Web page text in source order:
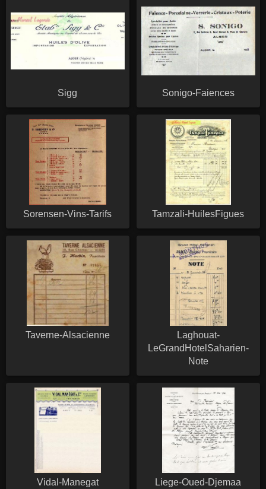
Sigg Sonigo-Faiences
Sorensen-Vins-Tarifs Tamzali-HuilesFigues
Taverne-Alsacienne
Laghouat-
LeGrandHotelSaharien-
Note
Vidal-Manegat Liege-Oued-Djemaa